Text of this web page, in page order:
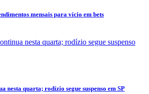
mensais para vício em bets
nesta quarta; rodízio segue suspenso em SP